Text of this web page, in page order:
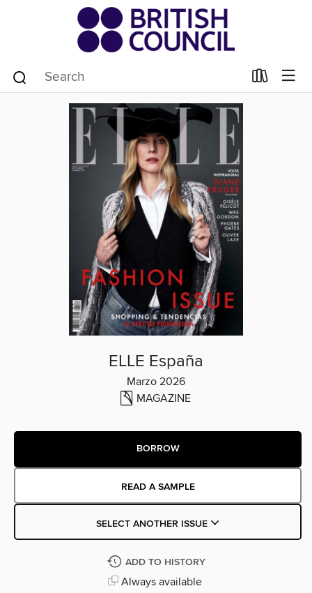
ELLE España
Marzo 2026
MAGAZINE
BORROW
READ A SAMPLE
SELECT ANOTHER ISSUE
ADD TO HISTORY
Always available